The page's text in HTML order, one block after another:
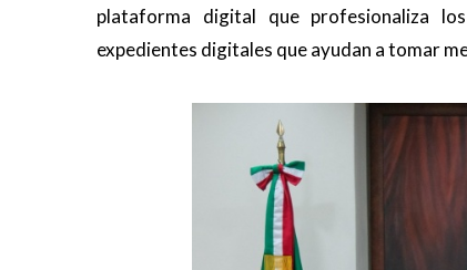
plataforma digital que profesionaliza
expedientes digitales que ayudan a tomar